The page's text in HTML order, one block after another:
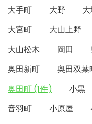
大手町
大野
大宮町
大山上野
大山松木
岡田
奥田新町
奥田双葉
奥田町 (1件)
小黒
音羽町
小原屋